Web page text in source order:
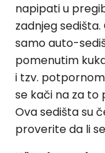
napipati u
zadnjeg
samo auto-
pomenutim
i tzv.
se kači na za to
Ova sedišta su
proverite da li